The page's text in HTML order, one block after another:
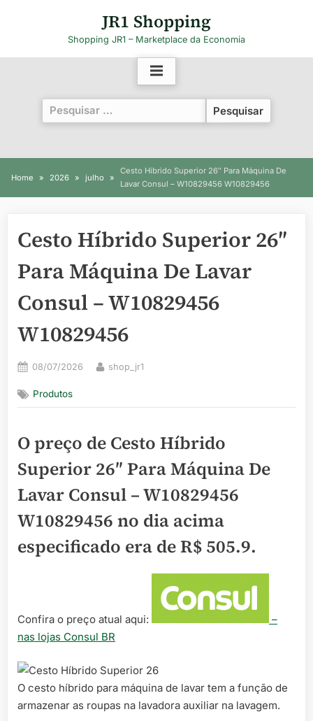
JR1 Shopping
Shopping JR1 – Marketplace da Economia
Pesquisar
por:
Home 2026 julho
Cesto Híbrido Superior 26″ Para Máquina De
Lavar Consul – W10829456 W10829456
Cesto Híbrido Superior 26″
Para Máquina De Lavar
Consul – W10829456
W10829456
Posted
08/07/2026 By
shop_jr1
Produtos
O preço de Cesto Híbrido
Superior 26″ Para Máquina De
Lavar Consul – W10829456
W10829456 no dia acima
especificado era deR$ 505.9.
Confira o preço atual aqui:
–
nas lojas Consul BR
O cesto híbrido para máquina de lavar tem a função de
armazenar as roupas na lavadora auxiliar na lavagem.